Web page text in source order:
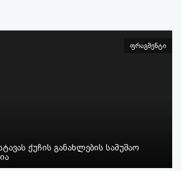
ფრაგმენტი
ქუჩის განახლების სამუშაო